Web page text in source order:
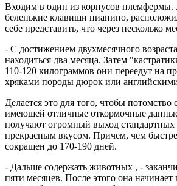
Входим в один из корпусов племфермы.
беленькие клавиши пианино,
себе представить, что через
- С достижением двухмесячного
находиться два месяца. Затем
110-120 килограммов они переедут на
хряками породы дюрок или
Делается это для того, чтобы
имеющей отличные откормочные
получают огромный выход
прекрасным вкусом. Причем, чем
сокращен до 170-190 дней.
- Дальше содержать животных , -
пяти месяцев. После этого она